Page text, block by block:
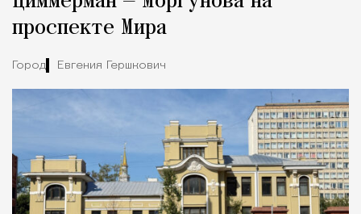
проспекте Мира
Город Евгения Гершкович